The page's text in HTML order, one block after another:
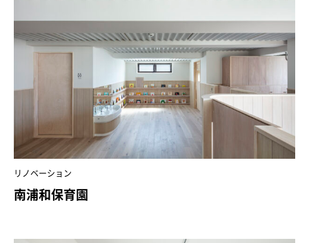
リノベーション
南浦和保育園